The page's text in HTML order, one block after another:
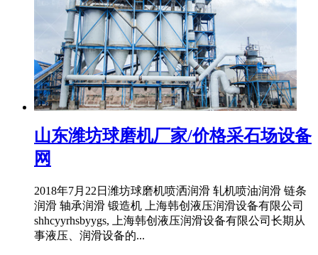
山东潍坊球磨机厂家/价格采石场设备
网
2018年7月22日潍坊球磨机喷洒润滑 轧机喷油润滑 链条
润滑 轴承润滑 锻造机 上海韩创液压润滑设备有限公司
shhcyyrhsbyygs, 上海韩创液压润滑设备有限公司长期从
事液压、润滑设备的...